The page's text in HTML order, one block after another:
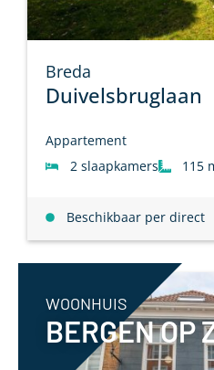
Breda
Duivelsbruglaan
Appartement
2 slaapkamers
115
Beschikbaar per direct
WOONHUIS
BERGEN OP